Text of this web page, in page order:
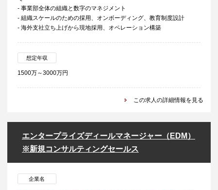
- 事業部全体の組織と数字のマネジメント
- 組織スケールのための採用、オンボーディング、教育制度設計
- 海外支社立ち上げから現地採用、オペレーション構築
想定年収
1500万～3000万円
この求人の詳細情報を見る
エンタープライズディールマネージャー（EDM）
※新規コンサルティングセールス
企業名